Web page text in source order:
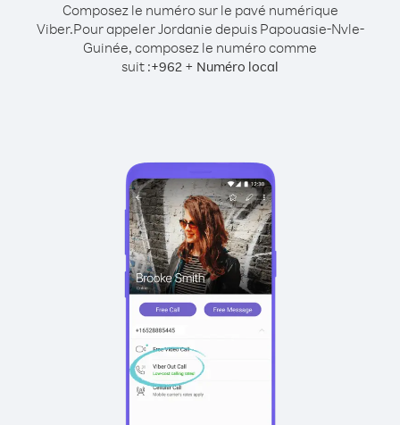
Composez le numéro sur le pavé numérique
Viber.Pour appeler Jordanie depuis Papouasie-Nvle-
Guinée, composez le numéro comme
suit :+962 + Numéro local